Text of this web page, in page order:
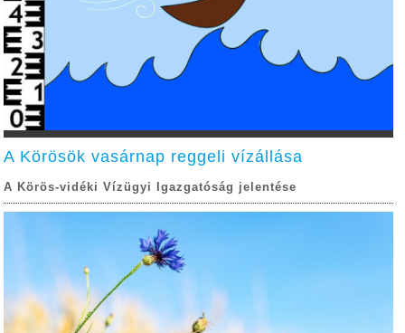
A Körösök vasárnap reggeli vízállása
A Körös-vidéki Vízügyi Igazgatóság jelentése